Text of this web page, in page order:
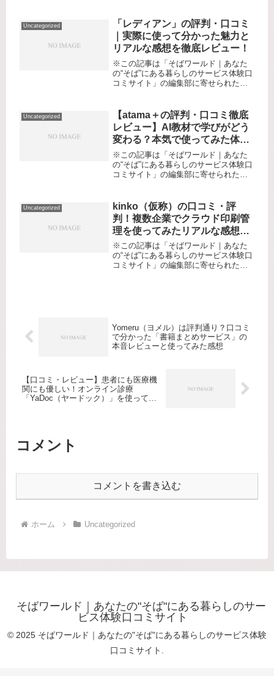
実に止められる”が叶う時代、「タイム
ズのB」で変わる外出の快適体...
Uncategorized
「レディアン」の評判・口コミ
｜実際に使って分かった魅力と
リアルな感想を徹底レビュー！
※この記事は「そばワールド｜あなた
の“そば”にある暮らしのサービス体験口
コミサイト」の編集部に寄せられた各
なサービスを使えばいいかわからな
い…そんな悩み、ありませんか？特
に...
Uncategorized
【atama＋の評判・口コミ徹底
レビュー】AI教材で学びがどう
変わる？本気で使ってみた体験
と感想を大公開！
※この記事は「そばワールド｜あなた
の“そば”にある暮らしのサービス体験口
コミサイト」の編集部に寄せられた各
な教科や単元でつまずき、なかなか勉
強が進まない経験はありませんか？...
Uncategorized
kinko（仮称）の口コミ・評
判！複数企業でクラウド印刷管
理を使ってみたリアルな感想と
徹底レビュー
※この記事は「そばワールド｜あなた
の“そば”にある暮らしのサービス体験口
コミサイト」の編集部に寄せられた各
Yomeru（ヨメル）は評判通り？口コミ
で分かった「書籍まとめサービス」の
本音レビューと使ってみた感想
【口コミ・レビュー】患者にも医療機
関にも優しい！オンライン診療
「YaDoc（ヤードック）」を使って感
コメント
コメントを書き込む
ホーム Uncategorized
そばワールド｜あなたの"そば"にある暮らしのサー
ビス体験口コミサイト
© 2025 そばワールド｜あなたの"そば"にある暮らしのサービス体験
口コミサイト.